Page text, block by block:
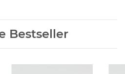
Bestseller